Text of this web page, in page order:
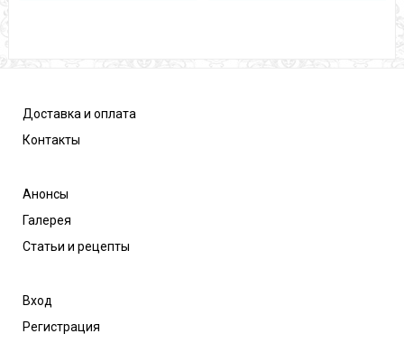
Доставка и оплата
Контакты
Анонсы
Галерея
Статьи и рецепты
Вход
Регистрация